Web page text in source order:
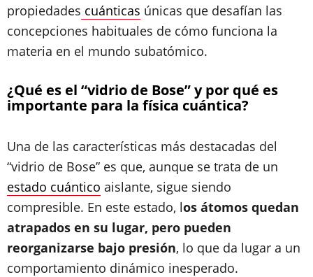
propiedades cuánticas únicas que desafían las
concepciones habituales de cómo funciona la
materia en el mundo subatómico.
¿Qué es el “vidrio de Bose” y por qué es
importante para la física cuántica?
Una de las características más destacadas del
“vidrio de Bose” es que, aunque se trata de un
estado cuántico aislante, sigue siendo
compresible. En este estado, los átomos quedan
atrapados en su lugar, pero pueden
reorganizarse bajo presión, lo que da lugar a un
comportamiento dinámico inesperado.